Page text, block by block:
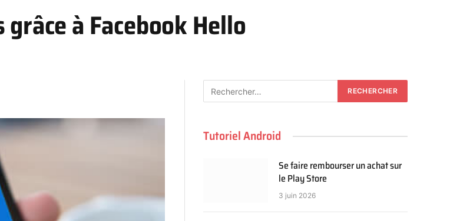
à Facebook Hello
Tutoriel Android
Se faire rembourser un achat sur
le Play Store
3 juin 2026